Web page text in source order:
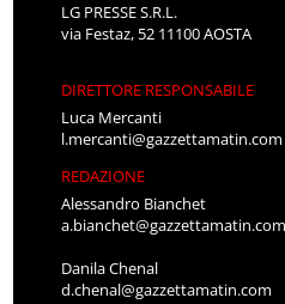
LG PRESSE S.R.L.
via Festaz, 52 11100 AOSTA
DIRETTORE RESPONSABILE
Luca Mercanti
l.mercanti@gazzettamatin.com
REDAZIONE
Alessandro Bianchet
a.bianchet@gazzettamatin.com
Danila Chenal
d.chenal@gazzettamatin.com